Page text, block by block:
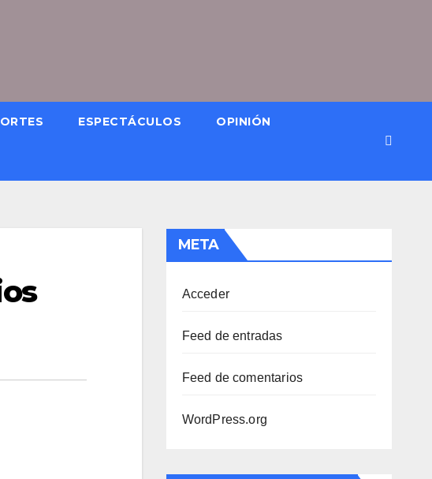
ESPECTÁCULOS OPINIÓN
META
Acceder
Feed de entradas
Feed de comentarios
WordPress.org